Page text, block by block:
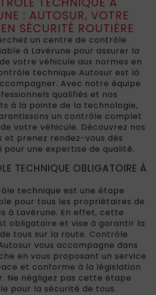
: AUTOSUR, VOTRE
SÉCURITÉ ROUTIÈRE
un centre de contrôle
à Lavérune pour assurer la
votre véhicule aux normes en
technique Autosur est là
Avec notre équipe
qualifiés et nos
à la pointe de la technologie,
un contrôle complet
votre véhicule. Découvrez nos
et prenez rendez-vous dès
pour une expertise de qualité.
TECHNIQUE OBLIGATOIRE À
technique est une étape
pour tous les propriétaires de
à Lavérune. En effet, cette
obligatoire et vise à garantir la
tous sur la route. Contrôle
vous accompagne dans
en vous proposant un service
et conforme à la législation
Ne négligez pas cette étape
pour la sécurité de tous.